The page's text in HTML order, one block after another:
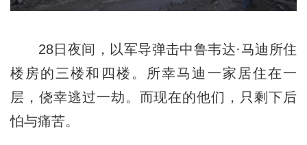
28日夜间，以军导弹击中鲁韦达·马迪所住
楼房的三楼和四楼。所幸马迪一家居住在一
层，侥幸逃过一劫。而现在的他们，只剩下后
怕与痛苦。